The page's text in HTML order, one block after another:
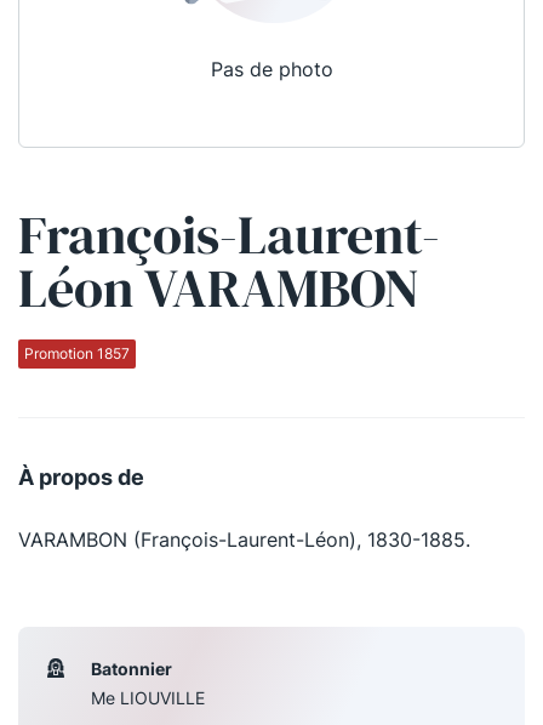
Pas de photo
François-Laurent-
Léon VARAMBON
Promotion 1857
À propos de
VARAMBON (François-Laurent-Léon), 1830-1885.
Batonnier
Me LIOUVILLE
Qui sommes-nous ?
La Conférence
La défense pénale
Le Concours de la Conférence
La Petite Conférence